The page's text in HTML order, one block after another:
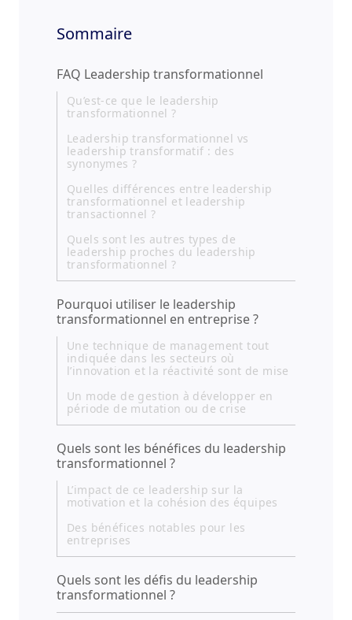
Sommaire
FAQ Leadership transformationnel
Qu’est-ce que le leadership
transformationnel ?
Leadership transformationnel vs
leadership transformatif : des
synonymes ?
Quelles différences entre leadership
transformationnel et leadership
transactionnel ?
Quels sont les autres types de
leadership proches du leadership
transformationnel ?
Pourquoi utiliser le leadership
transformationnel en entreprise ?
Une technique de management tout
indiquée dans les secteurs où
l’innovation et la réactivité sont de mise
Un mode de gestion à développer en
période de mutation ou de crise
Quels sont les bénéfices du leadership
transformationnel ?
L’impact de ce leadership sur la
motivation et la cohésion des équipes
Des bénéfices notables pour les
entreprises
Quels sont les défis du leadership
transformationnel ?